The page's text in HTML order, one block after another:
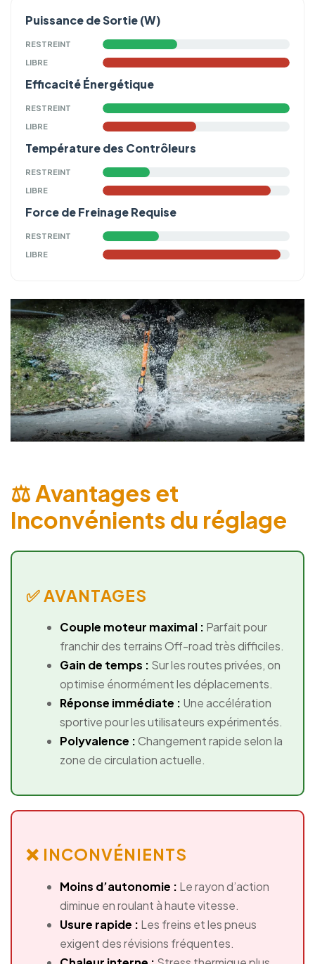
Puissance de Sortie (W)
RESTREINT
LIBRE
Efficacité Énergétique
RESTREINT
LIBRE
Température des Contrôleurs
RESTREINT
LIBRE
Force de Freinage Requise
RESTREINT
LIBRE
⚖️ Avantages et
Inconvénients du réglage
✅ AVANTAGES
Couple moteur maximal : Parfait pour
franchir des terrains Off-road très difficiles.
Gain de temps : Sur les routes privées, on
optimise énormément les déplacements.
Réponse immédiate : Une accélération
sportive pour les utilisateurs expérimentés.
Polyvalence :Changement rapide selon la
zone de circulation actuelle.
❌ INCONVÉNIENTS
Moins d’autonomie : Le rayon d’action
diminue en roulant à haute vitesse.
Usure rapide : Les freins et les pneus
exigent des révisions fréquentes.